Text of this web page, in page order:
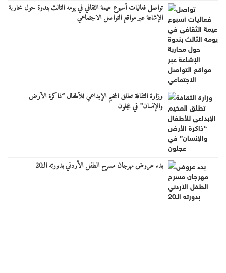
تواصل فعاليات أسبوع عيمة الثقافي في يومه الثالث بندوة حول محاربة
الإشاعة عبر مواقع التواصل الاجتماعي
وزارة الثقافة تطلق المخيم الإبداعي للأطفال “ذاكرة الأرض
والإنسان” في عجلون
بدء عروض مهرجان مسرح الطفل الأردني بدورته الـ20